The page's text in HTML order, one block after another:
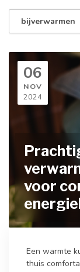
bijverwarmen
06
NOV
2024
voor
Een warmte
thuis